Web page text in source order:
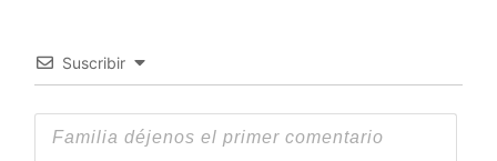
Suscribir